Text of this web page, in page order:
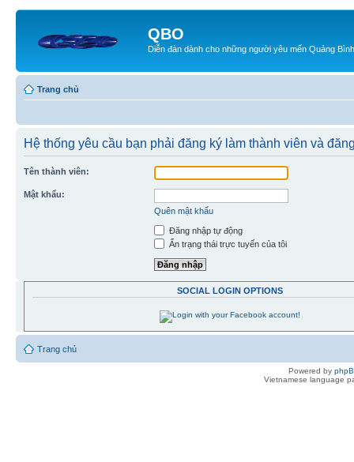
QBO
Diễn đàn dành cho những người yêu mến Quảng Bình
Trang chủ
Hệ thống yêu cầu bạn phải đăng ký làm thành viên và
Tên thành viên:
Mật khẩu:
Quên mật khẩu
Đăng nhập tự động
Ẩn trạng thái trực tuyến của tôi
SOCIAL LOGIN OPTIONS
Trang chủ
Powered by
Vietnamese language